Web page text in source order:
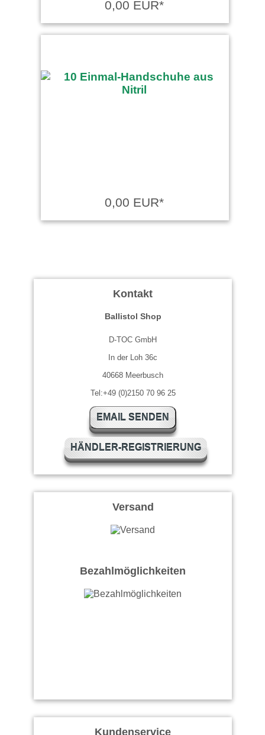
0,00 EUR*
0,00 EUR*
Kontakt
Ballistol Shop
D-TOC GmbH
In der Loh 36c
40668 Meerbusch
Tel:+49 (0)2150 70 96 25
EMAIL SENDEN
HÄNDLER-REGISTRIERUNG
Versand
Bezahlmöglichkeiten
Kundenservice